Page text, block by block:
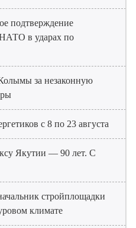
подтверждение
НАТО в ударах по
за незаконную
с 8 по 23 августа
Якутии — 90 лет. С
стройплощадки
климате